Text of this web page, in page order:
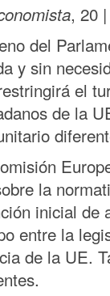
, 20
del
y sin
el
de la
la
inicial de
entre la
de la UE.